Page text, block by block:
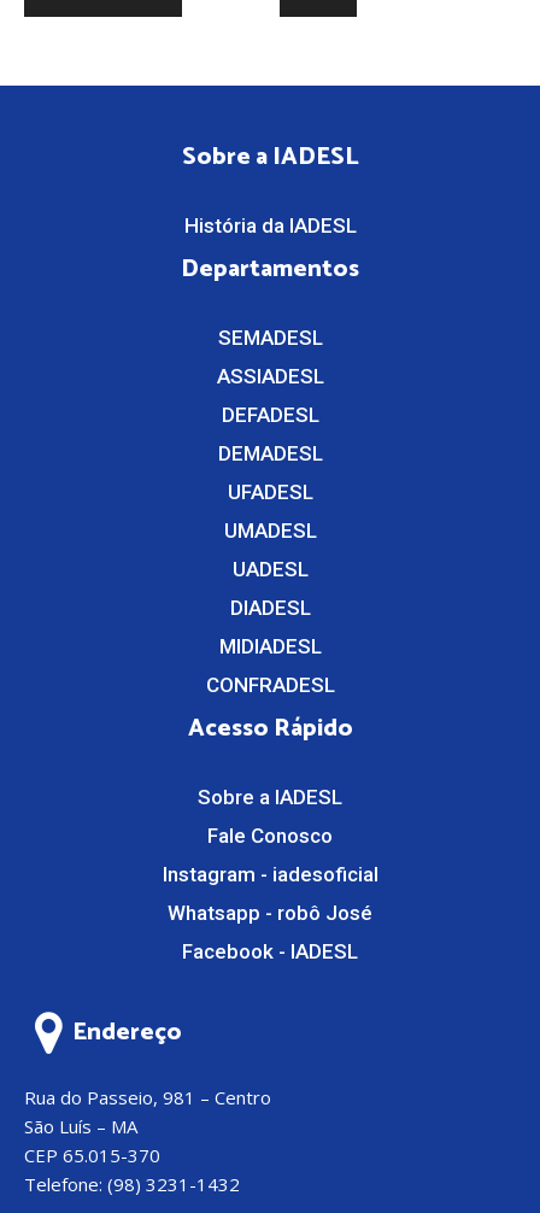
Sobre a IADESL
História da IADESL
Departamentos
SEMADESL
ASSIADESL
DEFADESL
DEMADESL
UFADESL
UMADESL
UADESL
DIADESL
MIDIADESL
CONFRADESL
Acesso Rápido
Sobre a IADESL
Fale Conosco
Instagram - iadesoficial
Whatsapp - robô José
Facebook - IADESL
Endereço
Rua do Passeio, 981 – Centro
São Luís – MA
CEP 65.015-370
Telefone: (98) 3231-1432